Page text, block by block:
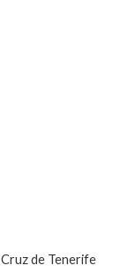
de Tenerife